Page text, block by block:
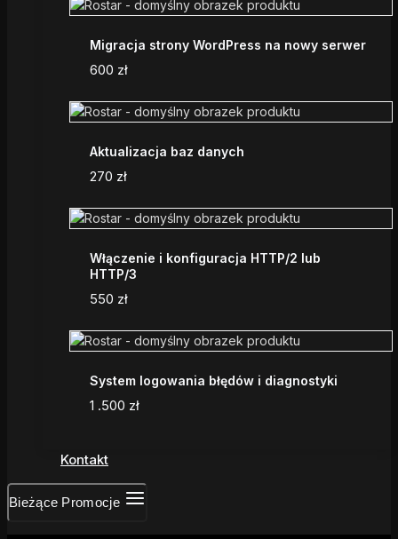
Migracja strony WordPress na nowy serwer
600 zł
Aktualizacja baz danych
270 zł
Włączenie i konfiguracja HTTP/2 lub
HTTP/3
550 zł
System logowania błędów i diagnostyki
1 .500 zł
Kontakt
Bieżące Promocje